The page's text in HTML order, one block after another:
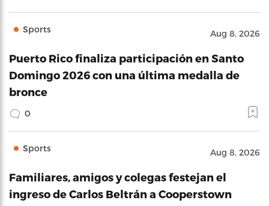
Sports Aug 8, 2026
Puerto Rico finaliza participación en Santo
Domingo 2026 con una última medalla de
bronce
0
Sports Aug 8, 2026
Familiares, amigos y colegas festejan el
ingreso de Carlos Beltrán a Cooperstown